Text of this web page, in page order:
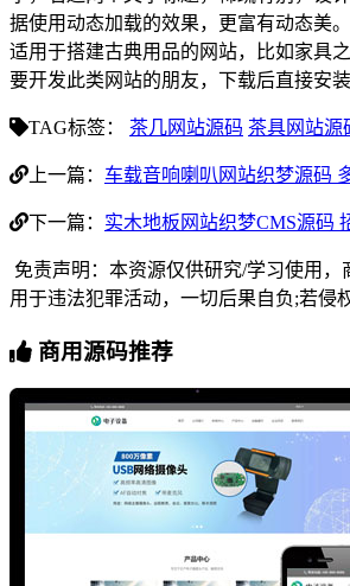
据使用动态加载的效果，更富有动态美
适用于搭建古典用品的网站，比如家具
要开发此类网站的朋友，下载后直接安
TAG标签： 茶几网站源码 茶具网站源
上一篇： 车载音响喇叭网站织梦源码
下一篇： 实木地板网站织梦CMS源码
免责声明：本资源仅供研究/学习使用，
用于违法犯罪活动，一切后果自负;若侵
商用源码推荐